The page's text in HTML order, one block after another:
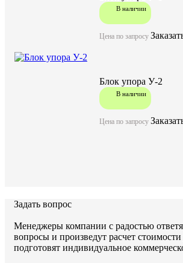
В наличии
Цена по запросу
В наличии
Блок упора У-2
Цена по запросу
Задать вопрос
Менеджеры компании с радостью
вопросы и произведут расчет стоимости
подготовят индивидуальное